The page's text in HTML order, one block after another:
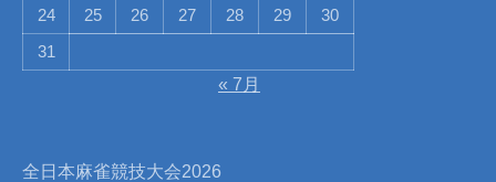
24 25 26 27 28 29 30
31
« 7月
全日本麻雀競技大会2026